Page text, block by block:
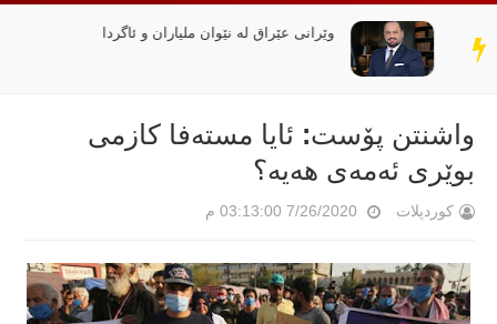
سەر
دێڕ
وێرانی عێراق لە نێوان ملیاران و ئاگردا
واشنتن پۆست: ئایا مستەفا كازمی
بوێری ئەمەی هەیە؟
کوردپلات 7/26/2020 03:13:00 م